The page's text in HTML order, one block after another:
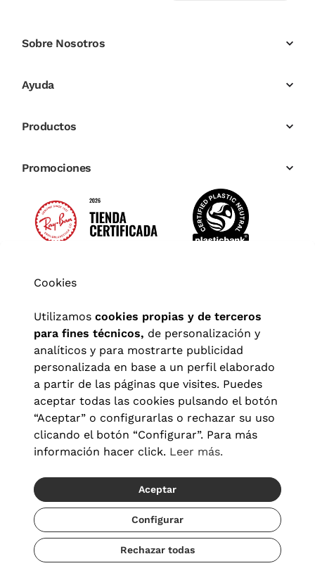
Sobre Nosotros
Ayuda
Productos
Promociones
Aviso legal| Política de privacidad Términos y condiciones
Política de cookies|Configuración de cookies
© 2026 Visionlab España
Cookies
Utilizamos cookies propias y de terceros
para fines técnicos, de personalización y
analíticos y para mostrarte publicidad
personalizada en base a un perfil elaborado
a partir de las páginas que visites. Puedes
aceptar todas las cookies pulsando el botón
“Aceptar” o configurarlas o rechazar su uso
clicando el botón “Configurar”. Para más
información hacer click. Leer más.
Aceptar
Configurar
Rechazar todas